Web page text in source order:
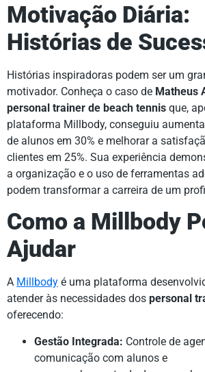
Motivação Diária:
Histórias de
Histórias inspiradoras podem ser um
motivador. Conheça o caso de Matheus
personal trainer de beach tennis que,
plataforma Millbody, conseguiu
de alunos em 30% e melhorar a
clientes em 25%. Sua experiência
a organização e o uso de ferramentas
podem transformar a carreira de um
Como a Millbody
Ajudar
A Millbody é uma plataforma
atender às necessidades dos personal
oferecendo:
Gestão Integrada: Controle de
comunicação com alunos e